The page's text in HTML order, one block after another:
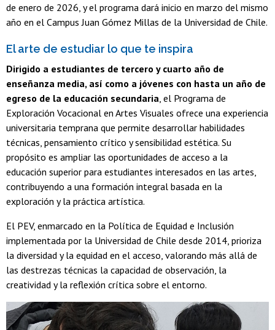
de enero de 2026, y el programa dará inicio en marzo del mismo
año en el Campus Juan Gómez Millas de la Universidad de Chile.
El arte de estudiar lo que te inspira
Dirigido a estudiantes de tercero y cuarto año de
enseñanza media, así como a jóvenes con hasta un año de
egreso de la educación secundaria , el Programa de
Exploración Vocacional en Artes Visuales ofrece una experiencia
universitaria temprana que permite desarrollar habilidades
técnicas, pensamiento crítico y sensibilidad estética. Su
propósito es ampliar las oportunidades de acceso a la
educación superior para estudiantes interesados en las artes,
contribuyendo a una formación integral basada en la
exploración y la práctica artística.
El PEV, enmarcado en la Política de Equidad e Inclusión
implementada por la Universidad de Chile desde 2014, prioriza
la diversidad y la equidad en el acceso, valorando más allá de
las destrezas técnicas la capacidad de observación, la
creatividad y la reflexión crítica sobre el entorno.